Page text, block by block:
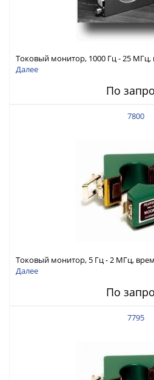
Токовый монитор, 1000 Гц - 25 МГц,
ток 500 А скз
Далее
По
7800
Токовый монитор, 5 Гц - 2 МГц,
125 А скз
Далее
По
7795